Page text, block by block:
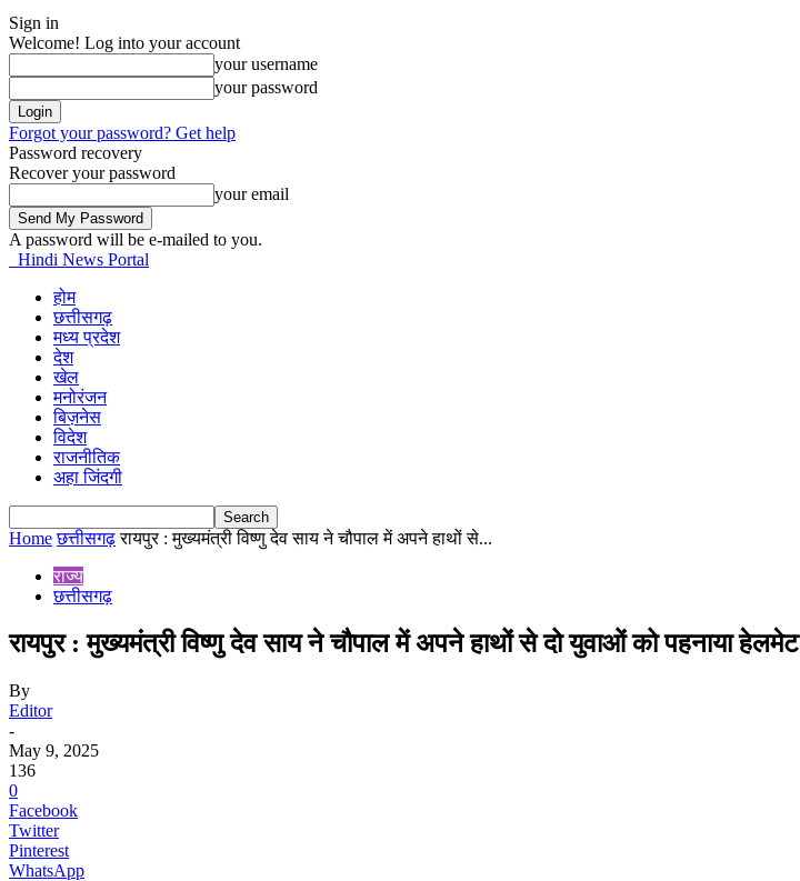
Sign in
Welcome! Log into your account
your username
your password
Forgot your password? Get help
Password recovery
Recover your password
your email
A password will be e-mailed to you.
Hindi News Portal
होम
छत्तीसगढ़
मध्य प्रदेश
देश
खेल
मनोरंजन
बिज़नेस
विदेश
राजनीतिक
अहा जिंदगी
Home छत्तीसगढ़ रायपुर : मुख्यमंत्री विष्णु देव साय ने चौपाल में अपने हाथों से...
राज्य
छत्तीसगढ़
रायपुर : मुख्यमंत्री विष्णु देव साय ने चौपाल में अपने हाथों से दो युवाओं को पहनाया हेलमेट
By
Editor
-
May 9, 2025
136
0
Facebook
Twitter
Pinterest
WhatsApp